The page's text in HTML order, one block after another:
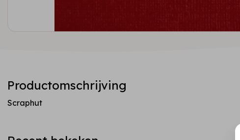
Productomschrijving
Scraphut